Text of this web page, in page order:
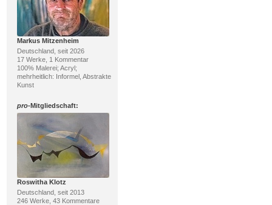
Markus Mitzenheim
Deutschland, seit 2026
17 Werke, 1 Kommentar
100% Malerei; Acryl;
mehrheitlich: Informel, Abstrakte
Kunst
pro-Mitgliedschaft:
Roswitha Klotz
Deutschland, seit 2013
246 Werke, 43 Kommentare